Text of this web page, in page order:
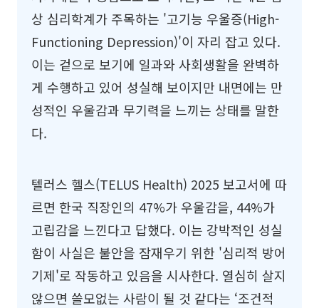
상 심리학계가 주목하는 '고기능 우울증(High-
Functioning Depression)'이 자리 잡고 있다.
이는 겉으로 보기에 일과와 사회생활을 완벽하
게 수행하고 있어 성실해 보이지만 내면에는 만
성적인 우울감과 무기력을 느끼는 상태를 말한
다.
텔러스 헬스(TELUS Health) 2025 보고서에 따
르면 한국 직장인의 47%가 우울감을, 44%가
고립감을 느낀다고 답했다. 이는 강박적인 성실
함이 사실은 불안을 잠재우기 위한 '심리적 방어
기제'로 작동하고 있음을 시사한다. 열심히 살지
않으면 쓸모없는 사람이 될 것 같다는 ‘조건적